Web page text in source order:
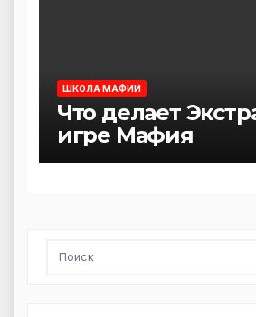
ШКОЛА МАФИИ
Что делает
игре Мафия